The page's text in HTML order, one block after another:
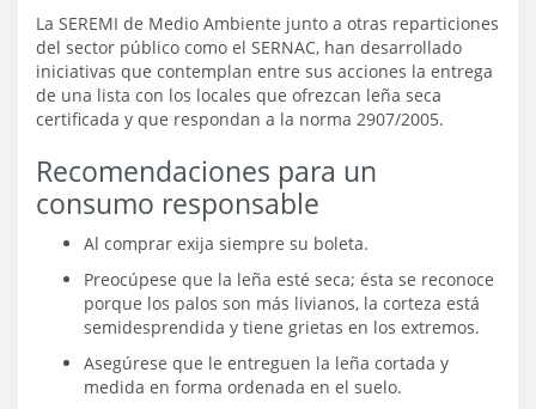
La SEREMI de Medio Ambiente junto a otras reparticiones
del sector público como el SERNAC, han desarrollado
iniciativas que contemplan entre sus acciones la entrega
de una lista con los locales que ofrezcan leña seca
certificada y que respondan a la norma 2907/2005.
Recomendaciones para un
consumo responsable
Al comprar exija siempre su boleta.
Preocúpese que la leña esté seca; ésta se reconoce
porque los palos son más livianos, la corteza está
semidesprendida y tiene grietas en los extremos.
Asegúrese que le entreguen la leña cortada y
medida en forma ordenada en el suelo.